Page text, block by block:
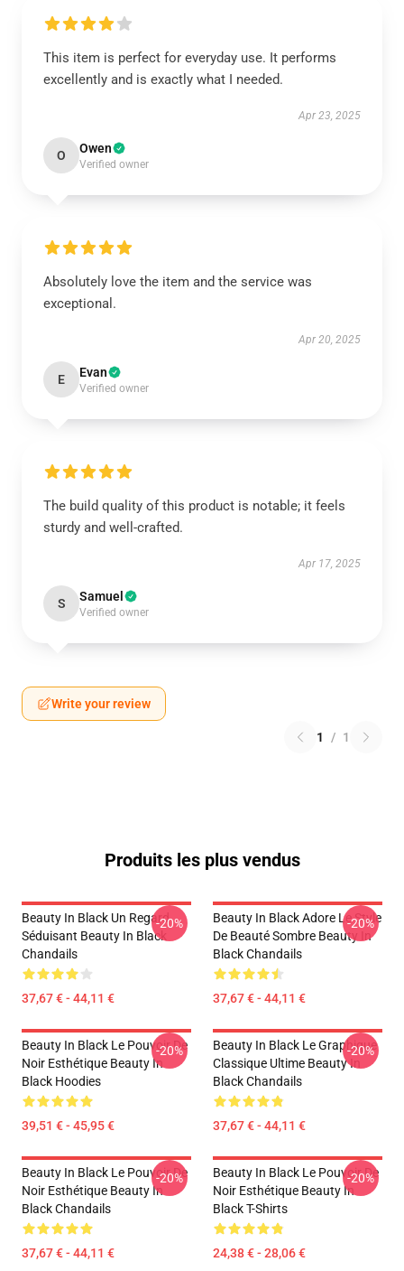
This item is perfect for everyday use. It performs
excellently and is exactly what I needed.
Apr 23, 2025
O Owen
Verified owner
Absolutely love the item and the service was
exceptional.
Apr 20, 2025
E Evan
Verified owner
The build quality of this product is notable; it feels
sturdy and well-crafted.
Apr 17, 2025
S Samuel
Verified owner
Write your review
1 / 1
Produits les plus vendus
Beauty In Black Un Regard
Séduisant Beauty In Black
Chandails
37,67 € - 44,11 €
-20%
Beauty In Black Adore Le Style
De Beauté Sombre Beauty In
Black Chandails
37,67 € - 44,11 €
-20%
Beauty In Black Le Pouvoir De
Noir Esthétique Beauty In
Black Hoodies
39,51 € - 45,95 €
-20%
Beauty In Black Le Graphique
Classique Ultime Beauty In
Black Chandails
37,67 € - 44,11 €
-20%
Beauty In Black Le Pouvoir De
Noir Esthétique Beauty In
Black Chandails
37,67 € - 44,11 €
-20%
Beauty In Black Le Pouvoir De
Noir Esthétique Beauty In
Black T-Shirts
24,38 € - 28,06 €
-20%